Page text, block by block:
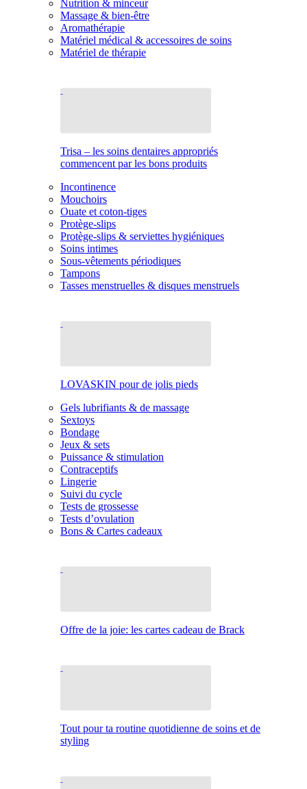
Nutrition & minceur
Massage & bien-être
Aromathérapie
Matériel médical & accessoires de soins
Matériel de thérapie
Trisa – les soins dentaires appropriés
commencent par les bons produits
Incontinence
Mouchoirs
Ouate et coton-tiges
Protège-slips
Protège-slips & serviettes hygiéniques
Soins intimes
Sous-vêtements périodiques
Tampons
Tasses menstruelles & disques menstruels
LOVASKIN pour de jolis pieds
Gels lubrifiants & de massage
Sextoys
Bondage
Jeux & sets
Puissance & stimulation
Contraceptifs
Lingerie
Suivi du cycle
Tests de grossesse
Tests d’ovulation
Bons & Cartes cadeaux
Offre de la joie: les cartes cadeau de Brack
Tout pour ta routine quotidienne de soins et de
styling